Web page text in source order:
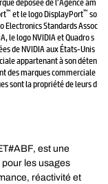
™et le logo DisplayPort™so
Electronics Standards Assoc
le logo NVIDIA et Quadro s
de NVIDIA aux États-Unis
appartenant à son déten
des marques commerciale
sont la propriété de leurs d
est une
les usages
réactivité et